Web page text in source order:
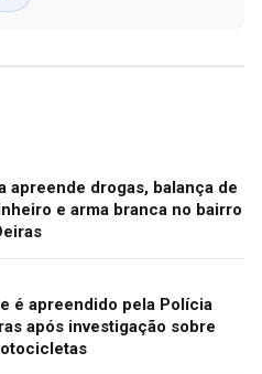
apreende drogas, balança de
e arma branca no bairro
é apreendido pela Polícia
após investigação sobre